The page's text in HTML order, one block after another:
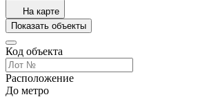
На карте
Показать объекты
Код объекта
Расположение
До метро